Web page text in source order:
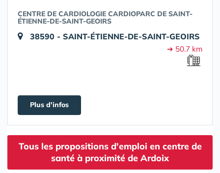
CENTRE DE CARDIOLOGIE CARDIOPARC DE SAINT-
ÉTIENNE-DE-SAINT-GEOIRS
38590 - SAINT-ÉTIENNE-DE-SAINT-GEOIRS
➔ 50.7 km
Plus d'infos
Tous les propositions d'emploi en centre de
santé à proximité de Ardoix